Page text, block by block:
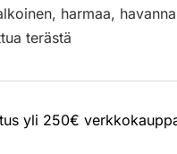
harmaa,
terästä
yli 250€